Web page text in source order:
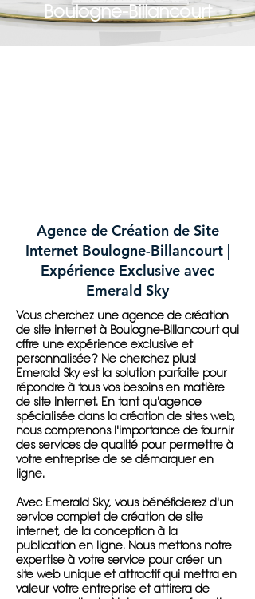
Boulogne-Billancourt
Agence de Création de Site
Internet Boulogne-Billancourt |
Expérience Exclusive avec
Emerald Sky
Vous cherchez une agence de création
de site internet à Boulogne-Billancourt qui
offre une expérience exclusive et
personnalisée? Ne cherchez plus!
Emerald Sky est la solution parfaite pour
répondre à tous vos besoins en matière
de site internet. En tant qu'agence
spécialisée dans la création de sites web,
nous comprenons l'importance de fournir
des services de qualité pour permettre à
votre entreprise de se démarquer en
ligne.
Avec Emerald Sky, vous bénéficierez d'un
service complet de création de site
internet, de la conception à la
publication en ligne. Nous mettons notre
expertise à votre service pour créer un
site web unique et attractif qui mettra en
valeur votre entreprise et attirera de